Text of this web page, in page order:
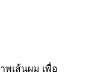
พเส้นผม เพื่อ